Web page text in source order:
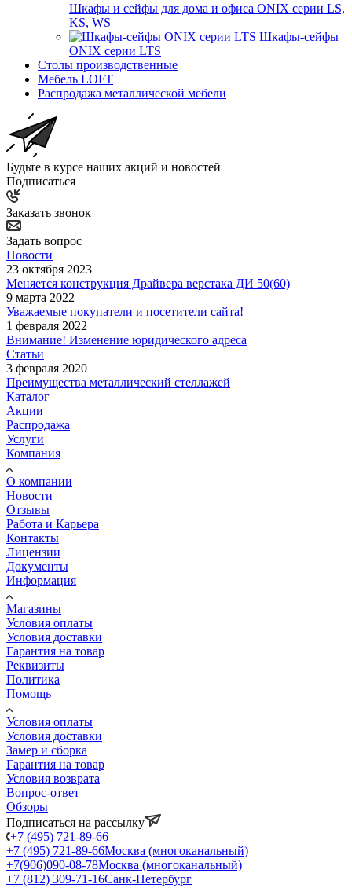
Шкафы и сейфы для дома и офиса ONIX серии LS,
KS, WS
Шкафы-сейфы
ONIX серии LTS
Столы производственные
Мебель LOFT
Распродажа металлической мебели
Будьте в курсе наших акций и новостей
Подписаться
Заказать звонок
Задать вопрос
Новости
23 октября 2023
Меняется конструкция Драйвера верстака ДИ 50(60)
9 марта 2022
Уважаемые покупатели и посетители сайта!
1 февраля 2022
Внимание! Изменение юридического адреса
Статьи
3 февраля 2020
Преимущества металлический стеллажей
Каталог
Акции
Распродажа
Услуги
Компания
О компании
Новости
Отзывы
Работа и Карьера
Контакты
Лицензии
Документы
Информация
Магазины
Условия оплаты
Условия доставки
Гарантия на товар
Реквизиты
Политика
Помощь
Условия оплаты
Условия доставки
Замер и сборка
Гарантия на товар
Условия возврата
Вопрос-ответ
Обзоры
Подписаться на рассылку
+7 (495) 721-89-66
+7 (495) 721-89-66Москва (многоканальный)
+7(906)090-08-78Москва (многоканальный)
+7 (812) 309-71-16Санк-Петербург